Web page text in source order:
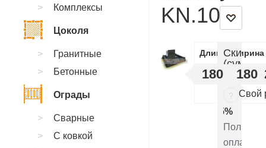
KN.10
ДлиннаШирина
180 180
Свой
Скидки
:
?
5%
Полная
оплата
Комплексы
Цоколя
Гранитные
Бетонные
Ограды
Сварные
С ковкой